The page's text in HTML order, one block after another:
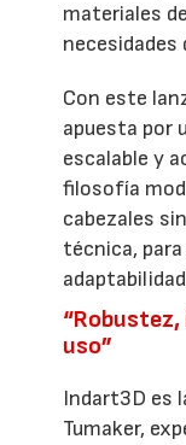
materiales
necesidades
Con este
apuesta por
escalable y
filosofía
cabezales
técnica,
uso”
Indart3D es
Tumaker,